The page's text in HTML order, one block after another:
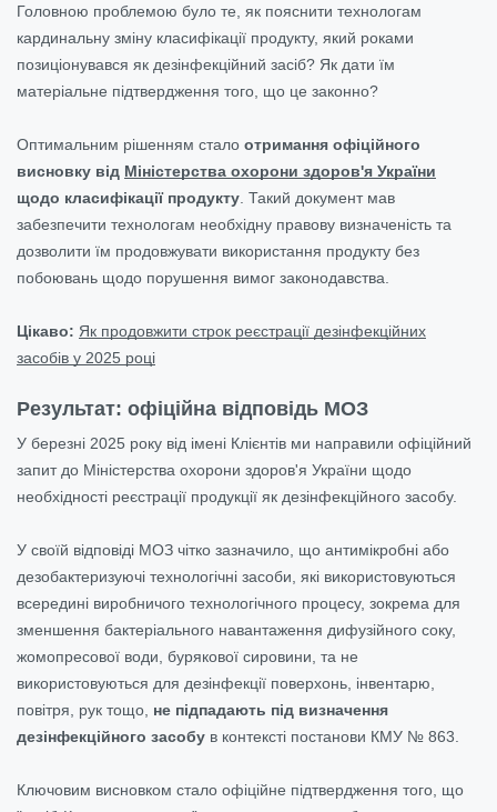
Головною проблемою було те, як пояснити технологам
кардинальну зміну класифікації продукту, який роками
позиціонувався як дезінфекційний засіб? Як дати їм
матеріальне підтвердження того, що це законно?
Оптимальним рішенням стало отримання офіційного
висновку від Міністерства охорони здоров'я України
щодо класифікації продукту . Такий документ мав
забезпечити технологам необхідну правову визначеність та
дозволити їм продовжувати використання продукту без
побоювань щодо порушення вимог законодавства.
Цікаво: Як продовжити строк реєстрації дезінфекційних
засобів у 2025 році
Результат: офіційна відповідь МОЗ
У березні 2025 року від імені Клієнтів ми направили офіційний
запит до Міністерства охорони здоров'я України щодо
необхідності реєстрації продукції як дезінфекційного засобу.
У своїй відповіді МОЗ чітко зазначило, що антимікробні або
дезобактеризуючі технологічні засоби, які використовуються
всередині виробничого технологічного процесу, зокрема для
зменшення бактеріального навантаження дифузійного соку,
жомопресової води, бурякової сировини, та не
використовуються для дезінфекції поверхонь, інвентарю,
повітря, рук тощо, не підпадають під визначення
дезінфекційного засобу в контексті постанови КМУ № 863.
Ключовим висновком стало офіційне підтвердження того, що